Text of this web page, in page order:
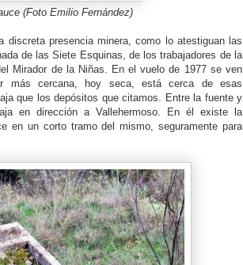
(Foto Emilio Fernández)
discreta presencia minera, como lo atestiguan las
de las Siete Esquinas, de los trabajadores de la
Mirador de la Niñas. En el vuelo de 1977 se ven
más cercana, hoy seca, está cerca de esas
que los depósitos que citamos. Entre la fuente y
en dirección a Vallehermoso. En él existe la
en un corto tramo del mismo, seguramente para